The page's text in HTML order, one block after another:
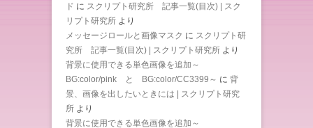
ド に スクリプト研究所 記事一覧(目次) | スク
リプト研究所 より
メッセージロールと画像マスク に スクリプト研
究所 記事一覧(目次) | スクリプト研究所 より
背景に使用できる単色画像を追加～
BG:color/pink と BG:color/CC3399～ に 背
景、画像を出したいときには | スクリプト研究
所 より
背景に使用できる単色画像を追加～